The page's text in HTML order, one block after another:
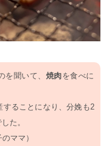
を聞いて、 焼肉を食べに
ることになり、分娩も2
た。
ママ）